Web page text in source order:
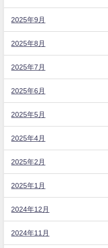
2025年9月
2025年8月
2025年7月
2025年6月
2025年5月
2025年4月
2025年2月
2025年1月
2024年12月
2024年11月